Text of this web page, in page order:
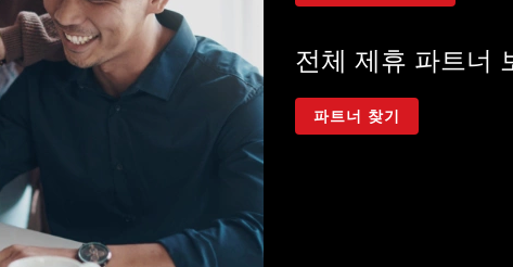
전체 제휴 파트너
파트너 찾기